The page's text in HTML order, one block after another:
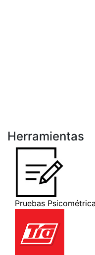
Herramientas